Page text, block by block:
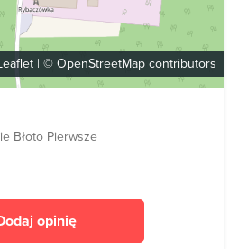
| © OpenStreetMap contributors
Błoto Pierwsze
opinię